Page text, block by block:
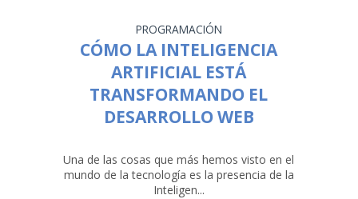
PROGRAMACIÓN
CÓMO LA INTELIGENCIA
ARTIFICIAL ESTÁ
TRANSFORMANDO EL
DESARROLLO WEB
Una de las cosas que más hemos visto en el
mundo de la tecnología es la presencia de la
Inteligen...